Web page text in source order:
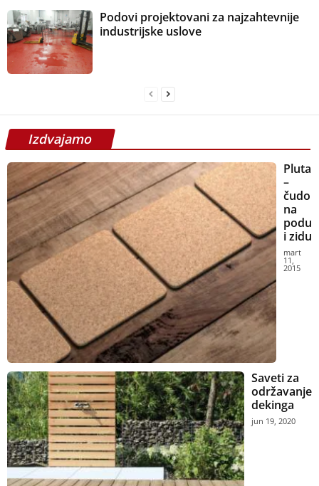
Podovi projektovani za najzahtevnije
industrijske uslove
Izdvajamo
Pluta
–
čudo
na
podu
i zidu
mart
11,
2015
Saveti za
održavanje
dekinga
jun 19, 2020